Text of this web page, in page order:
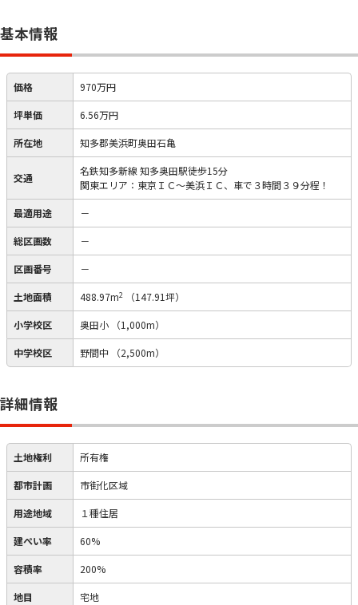
基本情報
価格 970万円
坪単価 6.56万円
所在地 知多郡美浜町奥田石亀
交通
名鉄知多新線 知多奥田駅徒歩15分
関東エリア：東京ＩＣ～美浜ＩＣ、車で３時間３９分程！
最適用途 －
総区画数 －
区画番号 －
土地面積 488.97m2 （147.91坪）
小学校区 奥田小 （1,000m）
中学校区 野間中 （2,500m）
詳細情報
土地権利 所有権
都市計画 市街化区域
用途地域 １種住居
建ぺい率 60%
容積率 200%
地目 宅地